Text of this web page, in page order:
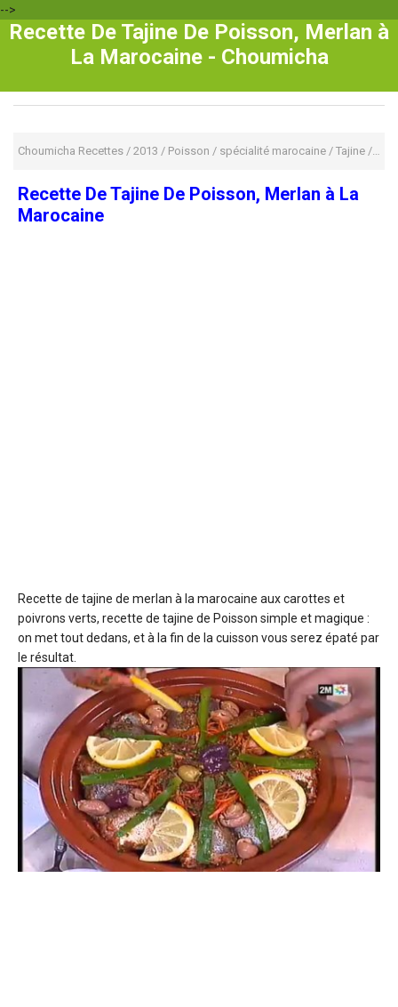
-->
Recette De Tajine De Poisson, Merlan à
La Marocaine - Choumicha
Choumicha Recettes / 2013 / Poisson / spécialité marocaine / Tajine /
Recette De Tajine De Poisson, Merlan à La
Marocaine
Recette de tajine de merlan à la marocaine aux carottes et
poivrons verts, recette de tajine de Poisson simple et magique :
on met tout dedans, et à la fin de la cuisson vous serez épaté par
le résultat.